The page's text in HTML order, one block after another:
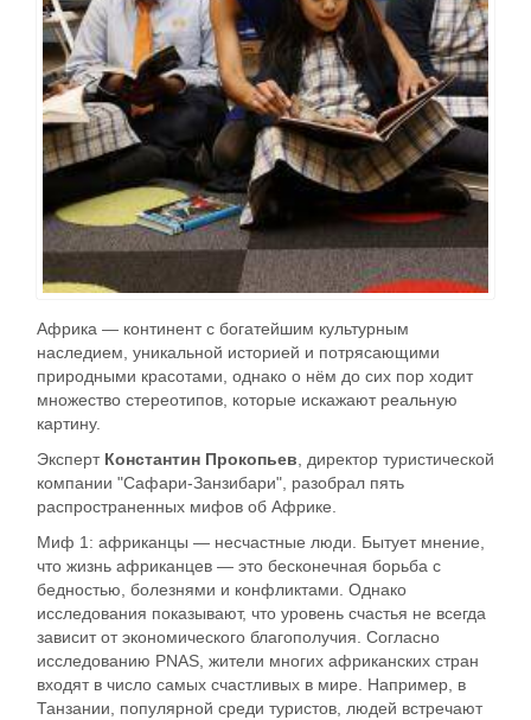
Африка — континент с богатейшим культурным
наследием, уникальной историей и потрясающими
природными красотами, однако о нём до сих пор ходит
множество стереотипов, которые искажают реальную
картину.
Эксперт Константин Прокопьев , директор туристической
компании "Сафари-Занзибари", разобрал пять
распространенных мифов об Африке.
Миф 1: африканцы — несчастные люди. Бытует мнение,
что жизнь африканцев — это бесконечная борьба с
бедностью, болезнями и конфликтами. Однако
исследования показывают, что уровень счастья не всегда
зависит от экономического благополучия. Согласно
исследованию PNAS, жители многих африканских стран
входят в число самых счастливых в мире. Например, в
Танзании, популярной среди туристов, людей встречают